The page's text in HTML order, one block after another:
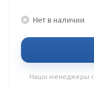
Нет в наличии
Наши менеджеры